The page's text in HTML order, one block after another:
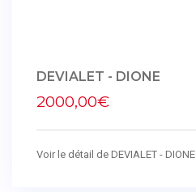
DEVIALET - DIONE
2000,00€
Voir le détail de DEVIALET - DIONE